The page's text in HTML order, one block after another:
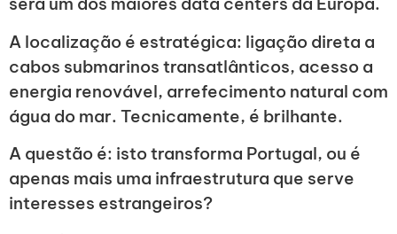
A localização é estratégica: ligação direta a
cabos submarinos transatlânticos, acesso a
energia renovável, arrefecimento natural com
água do mar. Tecnicamente, é brilhante.
A questão é: isto transforma Portugal, ou é
apenas mais uma infraestrutura que serve
interesses estrangeiros?